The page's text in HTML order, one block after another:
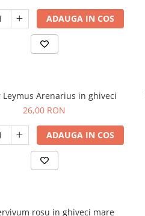
ADAUGA IN COS
Leymus Arenarius in ghiveci
26,00 RON
ADAUGA IN COS
rosu in ghiveci mare